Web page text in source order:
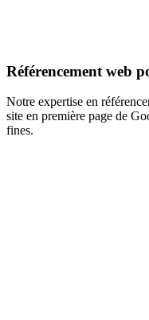
Référencement web
Notre expertise en
site en première page de
fines.